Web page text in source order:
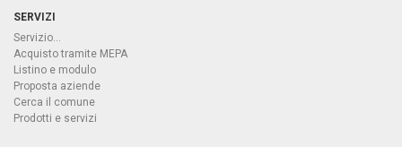
SERVIZI
Servizio...
Acquisto tramite MEPA
Listino e modulo
Proposta aziende
Cerca il comune
Prodotti e servizi